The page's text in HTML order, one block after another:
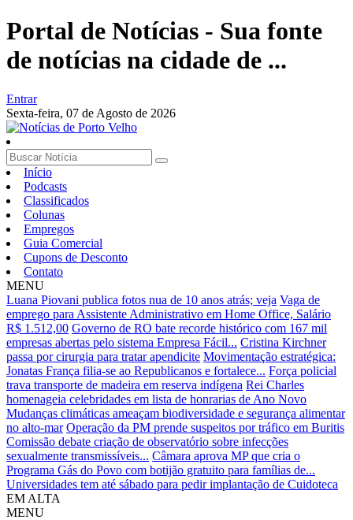
Portal de Notícias - Sua fonte
de notícias na cidade de ...
Entrar
Sexta-feira, 07 de Agosto de 2026
Início
Podcasts
Classificados
Colunas
Empregos
Guia Comercial
Cupons de Desconto
Contato
MENU
Luana Piovani publica fotos nua de 10 anos atrás; veja Vaga de
emprego para Assistente Administrativo em Home Office, Salário
R$ 1.512,00 Governo de RO bate recorde histórico com 167 mil
empresas abertas pelo sistema Empresa Fácil... Cristina Kirchner
passa por cirurgia para tratar apendicite Movimentação estratégica:
Jonatas França filia-se ao Republicanos e fortalece... Força policial
trava transporte de madeira em reserva indígena Rei Charles
homenageia celebridades em lista de honrarias de Ano Novo
Mudanças climáticas ameaçam biodiversidade e segurança alimentar
no alto-mar Operação da PM prende suspeitos por tráfico em Buritis
Comissão debate criação de observatório sobre infecções
sexualmente transmissíveis... Câmara aprova MP que cria o
Programa Gás do Povo com botijão gratuito para famílias de...
Universidades tem até sábado para pedir implantação de Cuidoteca
EM ALTA
MENU